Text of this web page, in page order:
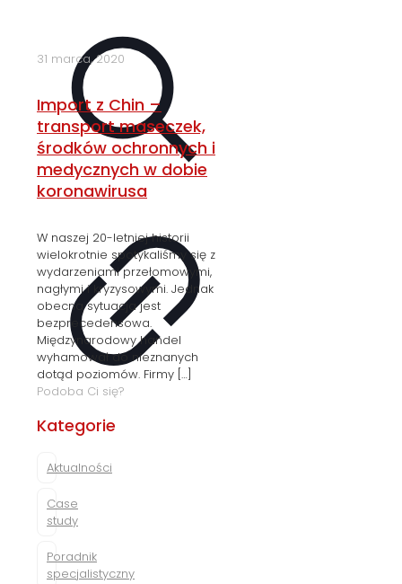
31 marca, 2020
Import z Chin –
transport maseczek,
środków ochronnych i
medycznych w dobie
koronawirusa
W naszej 20-letniej historii
wielokrotnie spotykaliśmy się z
wydarzeniami przełomowymi,
nagłymi i kryzysowymi. Jednak
obecna sytuacja jest
bezprecedensowa.
Międzynarodowy handel
wyhamował do nieznanych
dotąd poziomów. Firmy […]
Podoba Ci się?
Kategorie
Aktualności
Case
study
Poradnik
specjalistyczny